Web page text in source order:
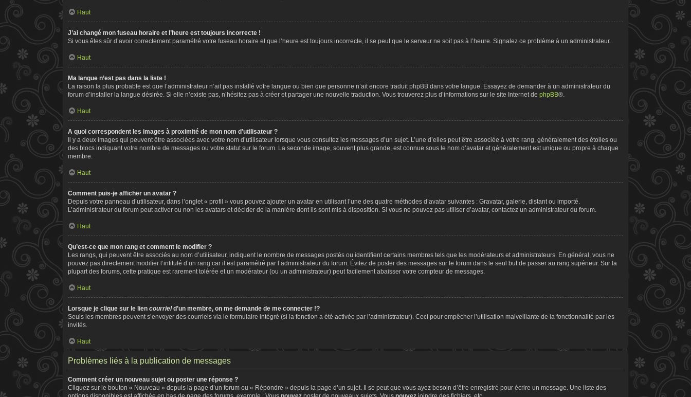
Haut
J’ai changé mon fuseau horaire et l’heure est toujours incorrecte !
Si vous êtes sûr d’avoir correctement paramétré votre fuseau horaire et que l’heure est toujours incorrecte, il se peut que le serveur ne soit pas à l’heure. Signalez ce problème à un administrateur.
Haut
Ma langue n’est pas dans la liste !
La raison la plus probable est que l’administrateur n’ait pas installé votre langue ou bien que personne n’ait encore traduit phpBB dans votre langue. Essayez de demander à un administrateur du
forum d’installer la langue désirée. Si elle n’existe pas, n’hésitez pas à créer et partager une nouvelle traduction. Vous trouverez plus d’informations sur le site Internet de phpBB®.
Haut
A quoi correspondent les images à proximité de mon nom d’utilisateur ?
Il y a deux images qui peuvent être associées avec votre nom d’utilisateur lorsque vous consultez les messages d’un sujet. L’une d’elles peut être associée à votre rang, généralement des étoiles ou
des blocs indiquant votre nombre de messages ou votre statut sur le forum. La seconde image, souvent plus grande, est connue sous le nom d’avatar et généralement est unique ou propre à chaque
membre.
Haut
Comment puis-je afficher un avatar ?
Depuis votre panneau d’utilisateur, dans l’onglet « profil » vous pouvez ajouter un avatar en utilisant l’une des quatre méthodes d’avatar suivantes : Gravatar, galerie, distant ou importé.
L’administrateur du forum peut activer ou non les avatars et décider de la manière dont ils sont mis à disposition. Si vous ne pouvez pas utiliser d’avatar, contactez un administrateur du forum.
Haut
Qu’est-ce que mon rang et comment le modifier ?
Les rangs, qui peuvent être associés au nom d’utilisateur, indiquent le nombre de messages postés ou identifient certains membres tels que les modérateurs et administrateurs. En général, vous ne
pouvez pas directement modifier l’intitulé d’un rang car il est paramétré par l’administrateur du forum. Évitez de poster des messages sur le forum dans le seul but de passer au rang supérieur. Sur la
plupart des forums, cette pratique est rarement tolérée et un modérateur (ou un administrateur) peut facilement abaisser votre compteur de messages.
Haut
Lorsque je clique sur le lien courrield’un membre, on me demande de me connecter !?
Seuls les membres peuvent s’envoyer des courriels via le formulaire intégré (si la fonction a été activée par l’administrateur). Ceci pour empêcher l’utilisation malveillante de la fonctionnalité par les
invités.
Haut
Problèmes liés à la publication de messages
Comment créer un nouveau sujet ou poster une réponse ?
Cliquez sur le bouton « Nouveau » depuis la page d’un forum ou « Répondre » depuis la page d’un sujet. Il se peut que vous ayez besoin d’être enregistré pour écrire un message. Une liste des